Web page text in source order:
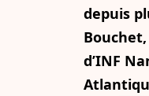
depuis
d’INF